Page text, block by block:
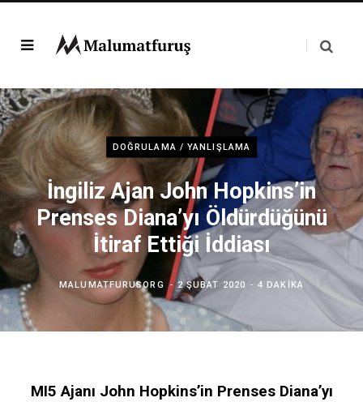
DOĞRULAMA / YANLIŞLAMA
İngiliz Ajan John Hopkins’in
Prenses Diana’yı Öldürdüğünü
İtiraf Ettiği İddiası
MALUMATFURUSORG 2 ŞUBAT 2020 4 DAKIKA
MI5 Ajanı John Hopkins’in Prenses Diana’yı